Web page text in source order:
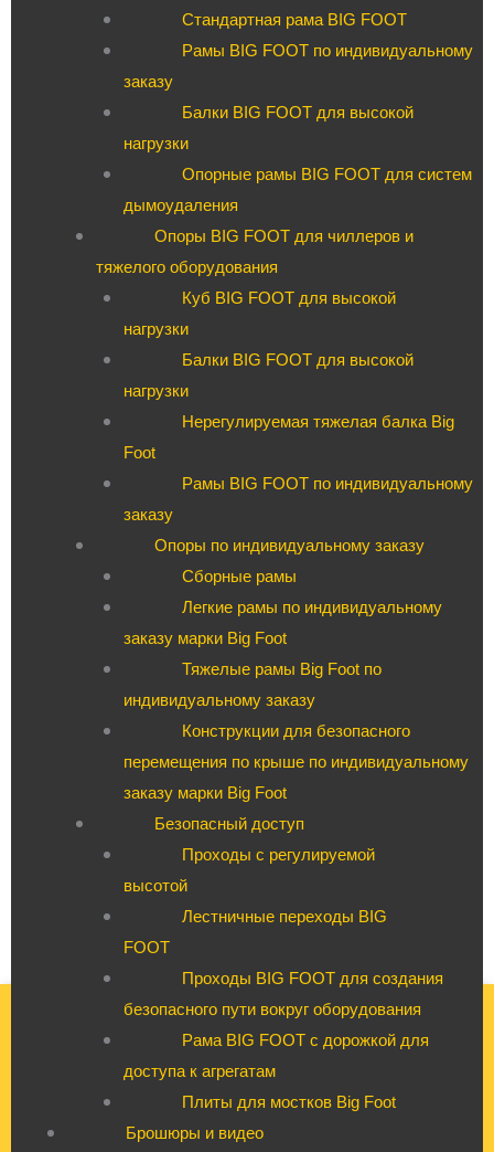
Стандартная рама BIG FOOT
Рамы BIG FOOT по индивидуальному
заказу
Балки BIG FOOT для высокой
нагрузки
Опорные рамы BIG FOOT для систем
дымоудаления
Опоры BIG FOOT для чиллеров и
тяжелого оборудования
Куб BIG FOOT для высокой
нагрузки
Балки BIG FOOT для высокой
нагрузки
Нерегулируемая тяжелая балка Big
Foot
Рамы BIG FOOT по индивидуальному
заказу
Опоры по индивидуальному заказу
Сборные рамы
Легкие рамы по индивидуальному
заказу марки Big Foot
Тяжелые рамы Big Foot по
индивидуальному заказу
Конструкции для безопасного
перемещения по крыше по индивидуальному
заказу марки Big Foot
Безопасный доступ
Проходы с регулируемой
высотой
Лестничные переходы BIG
FOOT
Проходы BIG FOOT для создания
безопасного пути вокруг оборудования
Рама BIG FOOT с дорожкой для
доступа к агрегатам
Плиты для мостков Big Foot
Брошюры и видео